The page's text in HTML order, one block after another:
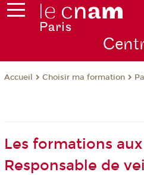
Accueil Choisir ma formation
Les formations
Responsable de